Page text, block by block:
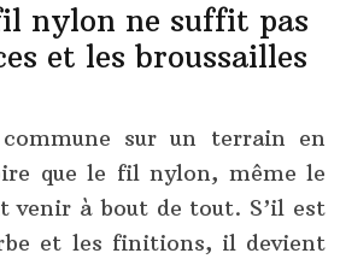
nylon ne suffit pas
et les broussailles
sur un terrain en
que le fil nylon, même le
venir à bout de tout. S’il est
et les finitions, il devient